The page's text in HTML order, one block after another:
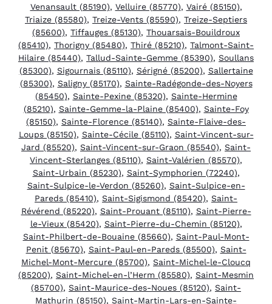
Venansault (85190), Velluire (85770), Vairé (85150),
Triaize (85580), Treize-Vents (85590), Treize-Septiers
(85600), Tiffauges (85130), Thouarsais-Bouildroux
(85410), Thorigny (85480), Thiré (85210), Talmont-Saint-
Hilaire (85440), Tallud-Sainte-Gemme (85390), Soullans
(85300), Sigournais (85110), Sérigné (85200), Sallertaine
(85300), Saligny (85170), Sainte-Radégonde-des-Noyers
(85450), Sainte-Pexine (85320), Sainte-Hermine
(85210), Sainte-Gemme-la-Plaine (85400), Sainte-Foy
(85150), Sainte-Florence (85140), Sainte-Flaive-des-
Loups (85150), Sainte-Cécile (85110), Saint-Vincent-sur-
Jard (85520), Saint-Vincent-sur-Graon (85540), Saint-
Vincent-Sterlanges (85110), Saint-Valérien (85570),
Saint-Urbain (85230), Saint-Symphorien (72240),
Saint-Sulpice-le-Verdon (85260), Saint-Sulpice-en-
Pareds (85410), Saint-Sigismond (85420), Saint-
Révérend (85220), Saint-Prouant (85110), Saint-Pierre-
le-Vieux (85420), Saint-Pierre-du-Chemin (85120),
Saint-Philbert-de-Bouaine (85660), Saint-Paul-Mont-
Penit (85670), Saint-Paul-en-Pareds (85500), Saint-
Michel-Mont-Mercure (85700), Saint-Michel-le-Cloucq
(85200), Saint-Michel-en-l’Herm (85580), Saint-Mesmin
(85700), Saint-Maurice-des-Noues (85120), Saint-
Mathurin (85150), Saint-Martin-Lars-en-Sainte-